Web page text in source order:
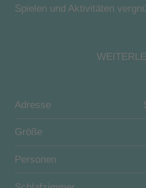
Spielen und Aktivitäten
oder eine Gruppe von
hervorragende
schätzen wissen.
Red Villa, umgeben von
eine offene, gut
Wohnbereich mit
Adresse
Größe
Personen